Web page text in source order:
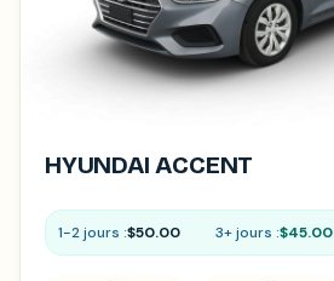
HYUNDAI ACCENT
1-2 jours :$50.00 3+ jours :$45.00